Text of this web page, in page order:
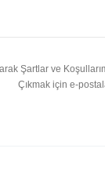
Şartlar ve
Çıkmak için e-